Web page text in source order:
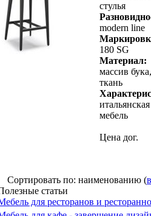
стулья
modern line
180 SG
Материал:
массив бука,
ткань
итальянская
мебель
Цена дог.
Сортировать по: наименованию (
статьи
для ресторанов и